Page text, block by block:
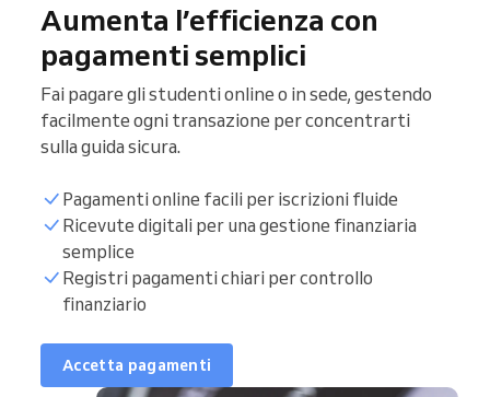
Aumenta l’efficienza con
pagamenti semplici
Fai pagare gli studenti online o in sede, gestendo
facilmente ogni transazione per concentrarti
sulla guida sicura.
Pagamenti online facili per iscrizioni fluide
Ricevute digitali per una gestione finanziaria
semplice
Registri pagamenti chiari per controllo
finanziario
Accetta pagamenti